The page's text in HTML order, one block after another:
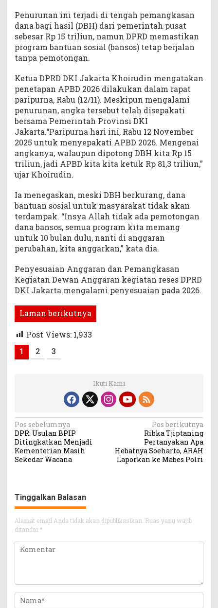
Penurunan ini terjadi di tengah pemangkasan
dana bagi hasil (DBH) dari pemerintah pusat
sebesar Rp 15 triliun, namun DPRD memastikan
program bantuan sosial (bansos) tetap berjalan
tanpa pemotongan.
Ketua DPRD DKI Jakarta Khoirudin mengatakan
penetapan APBD 2026 dilakukan dalam rapat
paripurna, Rabu (12/11). Meskipun mengalami
penurunan, angka tersebut telah disepakati
bersama Pemerintah Provinsi DKI
Jakarta.“Paripurna hari ini, Rabu 12 November
2025 untuk menyepakati APBD 2026. Mengenai
angkanya, walaupun dipotong DBH kita Rp 15
triliun, jadi APBD kita kita ketuk Rp 81,3 triliun,”
ujar Khoirudin.
Ia menegaskan, meski DBH berkurang, dana
bantuan sosial untuk masyarakat tidak akan
terdampak. “Insya Allah tidak ada pemotongan
dana bansos, semua program kita memang
untuk 10 bulan dulu, nanti di anggaran
perubahan, kita anggarkan,” kata dia.
Penyesuaian Anggaran dan Pemangkasan
Kegiatan Dewan Anggaran kegiatan reses DPRD
DKI Jakarta mengalami penyesuaian pada 2026.
Laman berikutnya
Post Views: 1,933
1 2 3
Ikuti Kami
Navigasi
pos
Pos sebelumnya
DPR: Usulan BPIP
Ditingkatkan Menjadi
Kementerian Masih
Sekedar Wacana
Pos berikutnya
Ribka Tjiptaning
Pertanyakan Apa
Hebatnya Soeharto, ARAH
Laporkan ke Mabes Polri
Tinggalkan Balasan
Alamat email Anda tidak akan dipublikasikan. Ruas yang wajib
ditandai *